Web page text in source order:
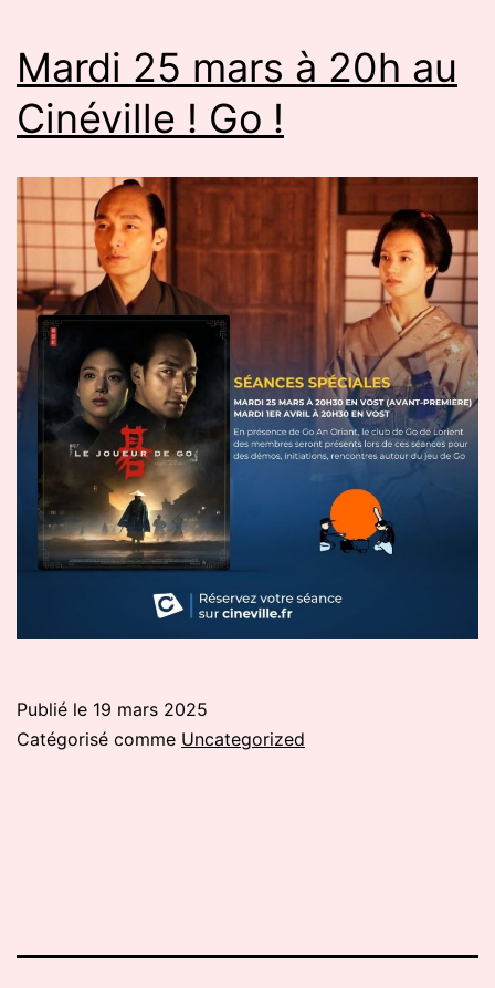
Mardi 25 mars à 20h au
Cinéville ! Go !
Publié le 19 mars 2025
Catégorisé comme Uncategorized